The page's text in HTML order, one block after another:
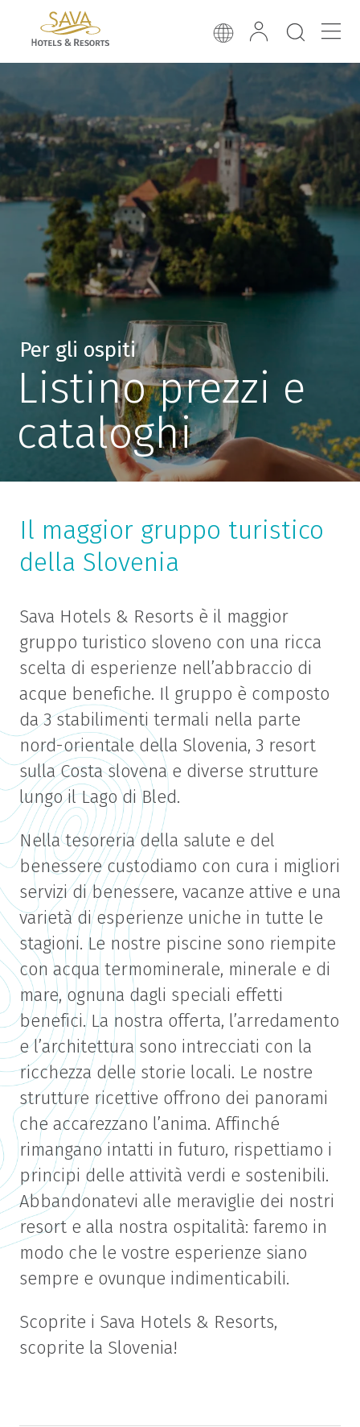
Per gli ospiti
Listino prezzi e
cataloghi
Il maggior gruppo turistico
della Slovenia
Sava Hotels & Resorts è il maggior
gruppo turistico sloveno con una ricca
scelta di esperienze nell’abbraccio di
acque benefiche. Il gruppo è composto
da 3 stabilimenti termali nella parte
nord-orientale della Slovenia, 3 resort
sulla Costa slovena e diverse strutture
lungo il Lago di Bled.
Nella tesoreria della salute e del
benessere custodiamo con cura i migliori
servizi di benessere, vacanze attive e una
varietà di esperienze uniche in tutte le
stagioni. Le nostre piscine sono riempite
con acqua termominerale, minerale e di
mare, ognuna dagli speciali effetti
benefici. La nostra offerta, l’arredamento
e l’architettura sono intrecciati con la
ricchezza delle storie locali. Le nostre
strutture ricettive offrono dei panorami
che accarezzano l’anima. Affinché
rimangano intatti in futuro, rispettiamo i
principi delle attività verdi e sostenibili.
Abbandonatevi alle meraviglie dei nostri
resort e alla nostra ospitalità: faremo in
modo che le vostre esperienze siano
sempre e ovunque indimenticabili.
Scoprite i Sava Hotels & Resorts,
scoprite la Slovenia!